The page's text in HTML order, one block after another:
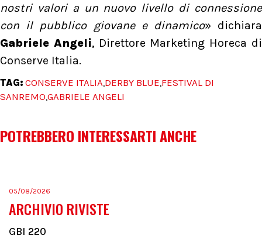
nostri valori a un nuovo livello di connessione
con il pubblico giovane e dinamico» dichiara
Gabriele Angeli, Direttore Marketing Horeca di
Conserve Italia.
TAG: CONSERVE ITALIA,DERBY BLUE,FESTIVAL DI
SANREMO,GABRIELE ANGELI
POTREBBERO INTERESSARTI ANCHE
05/08/2026
ARCHIVIO RIVISTE
GBI 220